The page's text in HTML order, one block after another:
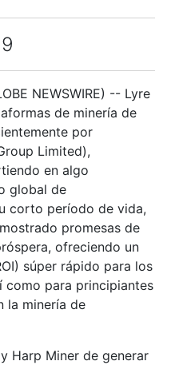
NEWSWIRE) -- Lyre
de minería de
por
Limited),
en algo
global de
corto período de vida,
promesas de
ofreciendo un
súper rápido para los
como para principiantes
la minería de
Harp Miner de generar